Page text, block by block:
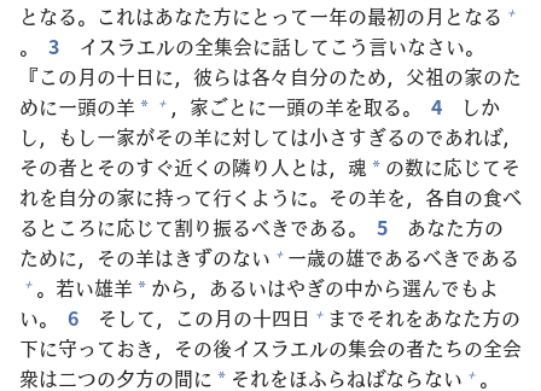
となる。これはあなた方にとって一年の最初の月 となる +
。 3 イスラエルの全集会に話してこう言いなさい。
『この月の十日に， 彼らは各々 自分のため， 父祖の家のた
めに一頭の羊 * + ， 家ごとに一頭の羊を取る。 4
しか
し，もし一家がその羊に対しては小さすぎるのであれば，
その者とそのすぐ近くの隣り 人とは， 魂 * の数に応じてそ
れを自分の家に持って行くように。その羊を， 各自の食べ
るところに応じて割り振るべきである。 5 あなた方の
ために，その羊はきずのない + 一歳の雄であるべきである
+ 。 若い雄羊 * から，あるいはやぎの中から選んでもよ
い。
6 そして，この月の十四日 + までそれをあなた方の
下に守っておき，その後イスラエルの集会の者たちの全会
衆は二つの夕方の間に * それをほふらねばならない + 。